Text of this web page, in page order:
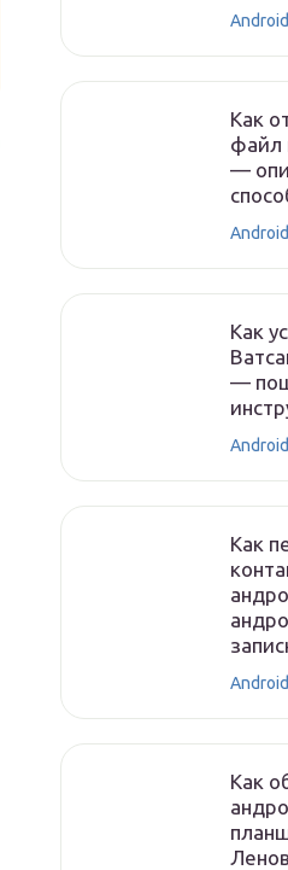
Android
Как
файл
—
Android
Как
—
Android
Как
Android
Как